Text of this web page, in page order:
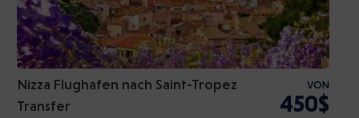
Nizza Flughafen nach Saint-Tropez
Transfer
VON
450$